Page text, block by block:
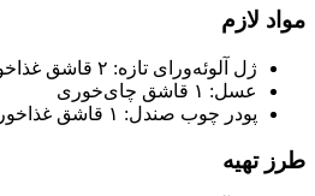
مواد لازم
ژل آلوئه‌ورای تازه: ۲ قاشق غذاخوری
عسل: ۱ قاشق چای‌خوری
پودر چوب صندل: ۱ قاشق غذاخوری
طرز تهیه